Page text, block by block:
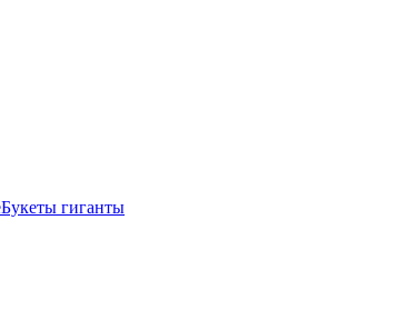
Букеты гиганты